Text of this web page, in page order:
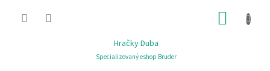
Hračky Duba
Specializovaný eshop Bruder